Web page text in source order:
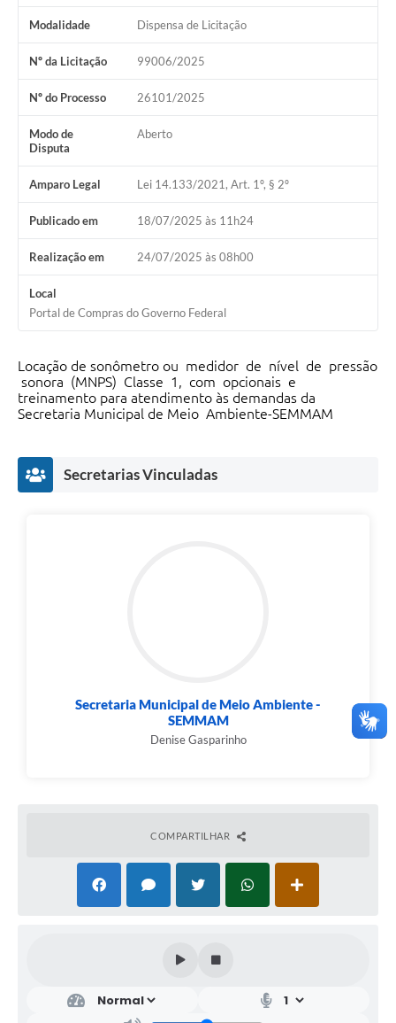
Modalidade Dispensa de Licitação
Nº da Licitação 99006/2025
Nº do Processo 26101/2025
Modo de
Disputa
Aberto
Amparo Legal Lei 14.133/2021, Art. 1º, § 2º
Publicado em 18/07/2025 às 11h24
Realização em 24/07/2025 às 08h00
Local
Portal de Compras do Governo Federal
Locação de sonômetro ou medidor de nível de pressão
sonora (MNPS) Classe 1, com opcionais e
treinamento para atendimento às demandas da
Secretaria Municipal de Meio Ambiente-SEMMAM
Secretarias Vinculadas
Secretaria Municipal de Meio Ambiente -
SEMMAM
Denise Gasparinho
COMPARTILHAR